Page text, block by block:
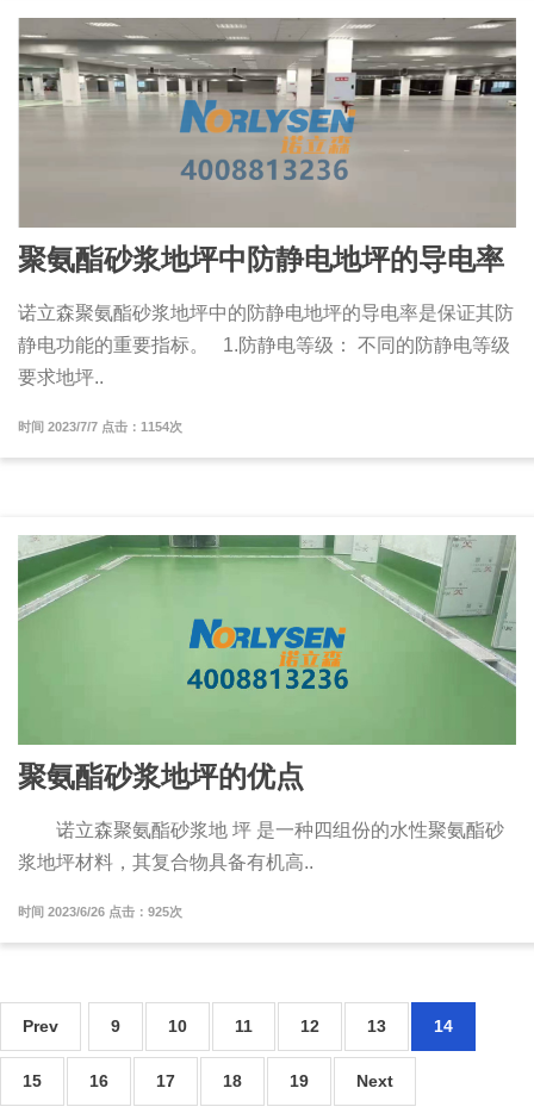
聚氨酯砂浆地坪中防静电地坪的导电率
诺立森聚氨酯砂浆地坪中的防静电地坪的导电率是保证其防
静电功能的重要指标。 1.防静电等级： 不同的防静电等级
要求地坪..
时间 2023/7/7 点击：1154次
聚氨酯砂浆地坪的优点
诺立森聚氨酯砂浆地 坪 是一种四组份的水性聚氨酯砂
浆地坪材料，其复合物具备有机高..
时间 2023/6/26 点击：925次
Prev 9 10 11 12 13 14
15 16 17 18 19 Next